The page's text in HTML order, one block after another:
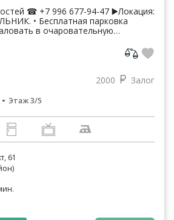
☎ +7 996 677-94-47 ▶️Локация:
• Бесплатная парковка
в очаровательную
2000 Залог
Этаж 3/5
61